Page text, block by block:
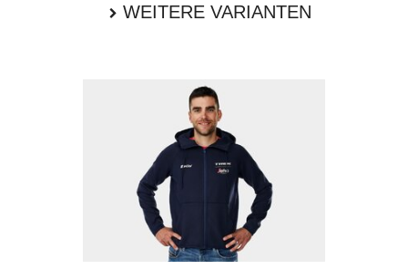
WEITERE VARIANTEN